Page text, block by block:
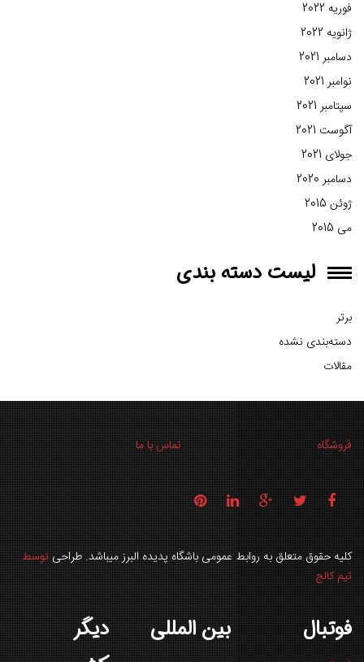
فوریه 2022
ژانویه 2022
دسامبر 2021
نوامبر 2021
سپتامبر 2021
آگوست 2021
جولای 2021
دسامبر 2020
ژوئن 2015
می 2015
لیست دسته بندی
برتر
دسته‌بندی نشده
مقالات
فروشگاه تماس با ما
کلیه حقوق متعلق به روابط عمومی باشگاه پدیده البرز میباشد. طراحی توسط
تیم کالج
فوتبال بین المللی
دیگر